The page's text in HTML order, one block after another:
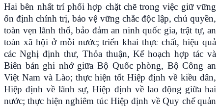
Hai bên nhất trí phối hợp chặt chẽ trong việc giữ vững
ổn định chính trị, bảo vệ vững chắc độc lập, chủ quyền,
toàn vẹn lãnh thổ, bảo đảm an ninh quốc gia, trật tự, an
toàn xã hội ở mỗi nước; triển khai thực chất, hiệu quả
các Nghị định thư, Thỏa thuận, Kế hoạch hợp tác và
Biên bản ghi nhớ giữa Bộ Quốc phòng, Bộ Công an
Việt Nam và Lào; thực hiện tốt Hiệp định về kiều dân,
Hiệp định về lãnh sự, Hiệp định về lao động giữa hai
nước; thực hiện nghiêm túc Hiệp định về Quy chế quản